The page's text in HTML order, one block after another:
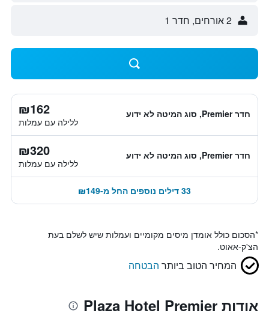
2 אורחים, חדר 1
חדר Premier, סוג המיטה לא ידוע ₪162
ללילה עם עמלות
חדר Premier, סוג המיטה לא ידוע ₪320
ללילה עם עמלות
33 דילים נוספים החל מ-₪149
*הסכום כולל אומדן מיסים מקומיים ועמלות שיש לשלם בעת
הצ'ק-אאוט.
המחיר הטוב ביותר הבטחה
אודות Plaza Hotel Premier